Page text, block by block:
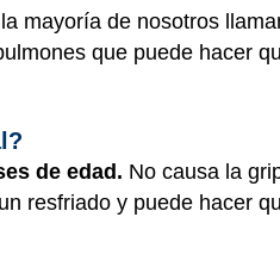
mayoría de nosotros
que puede hacer
de edad. No causa la
resfriado y puede hacer